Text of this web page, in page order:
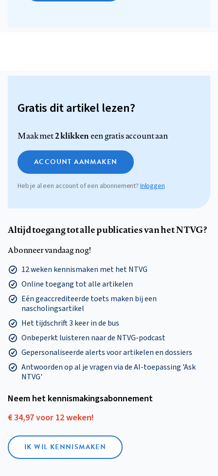
Gratis dit artikel lezen?
Maak met2 klikkeneen gratis account aan
ACCOUNT AANMAKEN
Heb je al een account of een abonnement? Inloggen
Altijd toegang tot alle publicaties van het NTVG?
Abonneer vandaag nog!
12 weken kennismaken met het NTVG
Online toegang tot alle artikelen
Eén geaccrediteerde toets maken bij een
nascholingsartikel
Het tijdschrift 3 keer in de bus
Onbeperkt luisteren naar de NTVG-podcast
Gepersonaliseerde alerts voor artikelen en dossiers
Antwoorden op al je vragen via de AI-toepassing 'Ask
NTVG'
Neem het kennismakings­abonnement
€ 34,97 voor 12 weken!
IK WIL KENNISMAKEN